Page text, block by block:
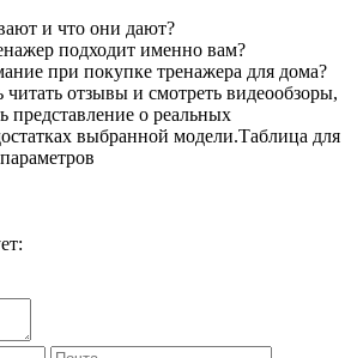
и что они дают?
подходит именно вам?
при покупке тренажера для дома?
читать отзывы и смотреть видеообзоры,
представление о реальных
выбранной модели.Таблица для